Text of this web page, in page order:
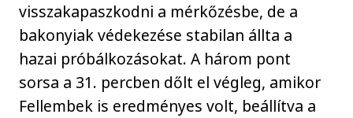
visszakapaszkodni a mérkőzésbe, de a
bakonyiak védekezése stabilan állta a
hazai próbálkozásokat. A három pont
sorsa a 31. percben dőlt el végleg, amikor
Fellembek is eredményes volt, beállítva a